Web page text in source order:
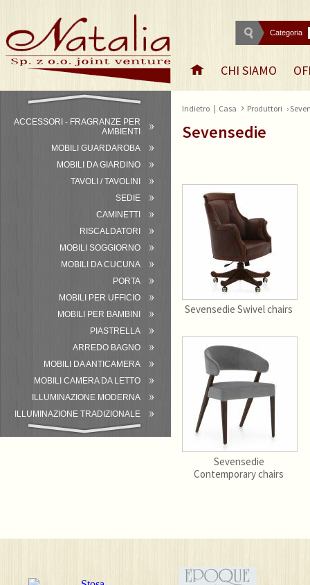
Categoria
CHI SIAMO
ACCESSORI - FRAGRANZE PER
AMBIENTI
MOBILI GUARDAROBA
MOBILI DA GIARDINO
TAVOLI / TAVOLINI
SEDIE
CAMINETTI
RISCALDATORI
MOBILI SOGGIORNO
MOBILI DA CUCUNA
PORTA
MOBILI PER UFFICIO
MOBILI PER BAMBINI
PIASTRELLA
ARREDO BAGNO
MOBILI DA ANTICAMERA
MOBILI CAMERA DA LETTO
ILLUMINAZIONE MODERNA
ILLUMINAZIONE TRADIZIONALE
ATTREZZATURA DEL BAGNO
Indietro | Casa › Produttori ›
Sevensedie
Sevensedie Swivel chairs
Sevensedie
Contemporary chairs